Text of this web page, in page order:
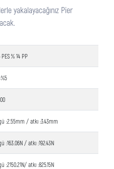
yakalayacağınız Pier
PES % 14 PP
:2.55mm / atkı :3.43mm
:163.06N / atkı :192.43N
:2150.21N/ atkı :825.15N